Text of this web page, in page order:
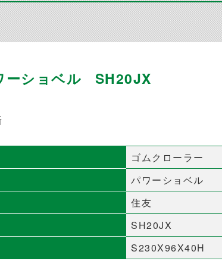
ーショベル SH20JX
ゴムクローラー
パワーショベル
住友
SH20JX
S230X96X40H